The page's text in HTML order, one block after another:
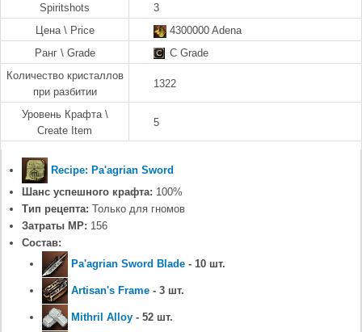
Spiritshots
3
Цена \ Price
4300000 Adena
Ранг \ Grade
C Grade
Количество кристаллов
при разбитии
1322
Уровень Крафта \
Create Item
5
Recipe: Pa'agrian Sword
Шанс успешного крафта: 100%
Тип рецепта: Только для гномов
Затраты MP: 156
Состав:
Pa'agrian Sword Blade - 10 шт.
Artisan's Frame - 3 шт.
Mithril Alloy - 52 шт.